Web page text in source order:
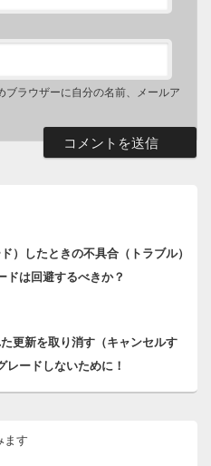
ブラウザーに自分の名前、メールア
）したときの不具合（トラブル）
ドは回避するべきか？
更新を取り消す（キャンセルす
ードしないために！
ます